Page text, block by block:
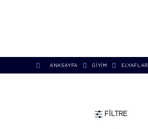
ANASAYFA GİYİM ELYAFLAR
FILTRE